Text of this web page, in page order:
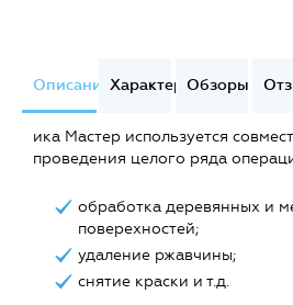
ОписаниеХарактеристики
Обзоры
ика Мастер используется
проведения целого ряда
обработка деревянных и
поверехностей;
удаление ржавчины;
снятие краски и т.д.